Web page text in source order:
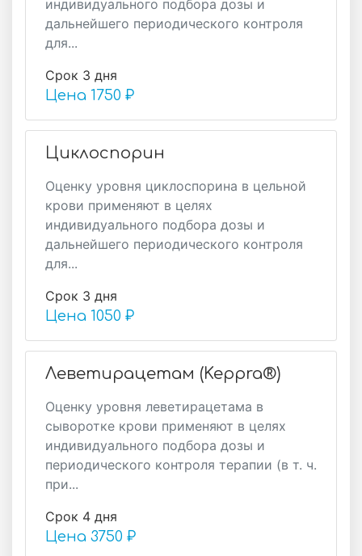
индивидуального подбора дозы и
дальнейшего периодического контроля
для...
Срок 3 дня
Цена 1750 ₽
Циклоспорин
Оценку уровня циклоспорина в цельной
крови применяют в целях
индивидуального подбора дозы и
дальнейшего периодического контроля
для...
Срок 3 дня
Цена 1050 ₽
Леветирацетам (Keppra®)
Оценку уровня леветирацетама в
сыворотке крови применяют в целях
индивидуального подбора дозы и
периодического контроля терапии (в т. ч.
при...
Срок 4 дня
Цена 3750 ₽